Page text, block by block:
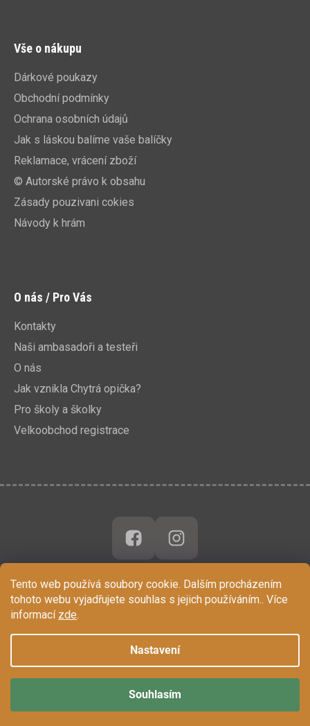
Tento web používá soubory cookie. Dalším procházením
tohoto webu vyjadřujete souhlas s jejich používáním.. Více
informací zde.
Nastavení
Souhlasím
Vše o nákupu
Dárkové poukazy
Obchodní podmínky
Ochrana osobních údajů
Jak s láskou balíme vaše balíčky
Reklamace, vrácení zboží
© Autorské právo k obsahu
Zásady pouzivani cokies
Návody k hrám
O nás / Pro Vás
Kontakty
Naši ambasadoři a testeři
O nás
Jak vznikla Chytrá opička?
Pro školy a školky
Velkoobchod registrace
Vytvořil Shoptet
Copyright 2026Chytrá Opička. Všechna práva vyhrazena.